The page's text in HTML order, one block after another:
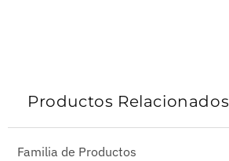
Productos Relacionados
Familia de Productos